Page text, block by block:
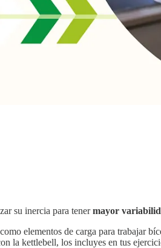
su inercia para tenermayor
elementos de carga para trabajar
la kettlebell, los incluyes en tus